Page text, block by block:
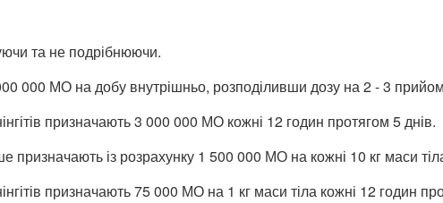
та не подрібнюючи.
000 МО на добу внутрішньо, розподіливши дозу на 2 - 3
призначають 3 000 000 МО кожні 12 годин протягом 5 днів.
призначають із розрахунку 1 500 000 МО на кожні 10 кг маси
призначають 75 000 МО на 1 кг маси тіла кожні 12 годин